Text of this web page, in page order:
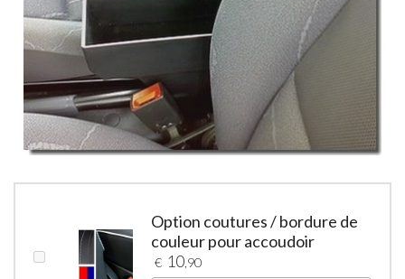
Option coutures / bordure de
couleur pour accoudoir
€ 10 ,90